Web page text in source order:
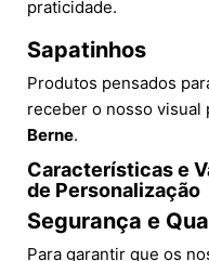
praticidade.
Sapatinhos
Produtos pensados
receber o nosso visual
Berne.
Características e
de Personalização
Segurança e
Para garantir que os